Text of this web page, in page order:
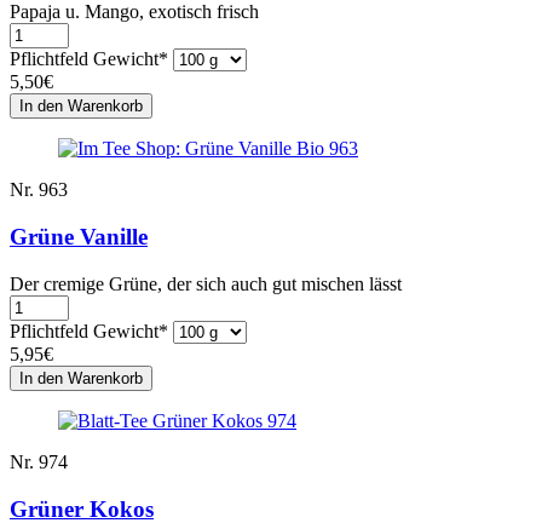
Papaja u. Mango, exotisch frisch
Pflichtfeld Gewicht*
5,50€
Nr. 963
Grüne Vanille
Der cremige Grüne, der sich auch gut mischen lässt
Pflichtfeld Gewicht*
5,95€
Nr. 974
Grüner Kokos